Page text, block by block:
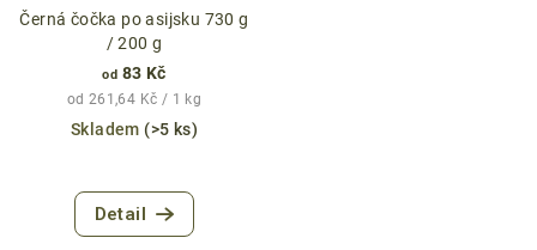
Černá čočka po asijsku 730 g
/ 200 g
od 83 Kč
Měrná
cena:
od 261,64 Kč / 1 kg
Skladem (>5 ks)
hodnocení
produktu
je
Detail